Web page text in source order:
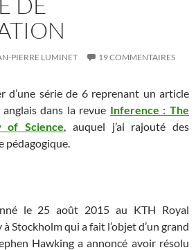
PIERRE LUMINET 19 COMMENTAIRES
d’une série de 6 reprenant un article
dans la revue Inference : The
of Science, auquel j’ai rajouté des
pédagogique.
le 25 août 2015 au KTH Royal
à Stockholmqui a fait l’objet d’un grand
Hawking a annoncé avoir résolu